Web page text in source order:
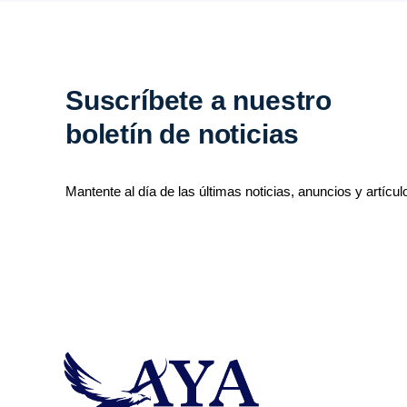
Suscríbete a nuestro
boletín de noticias
Mantente al día de las últimas noticias, anuncios y